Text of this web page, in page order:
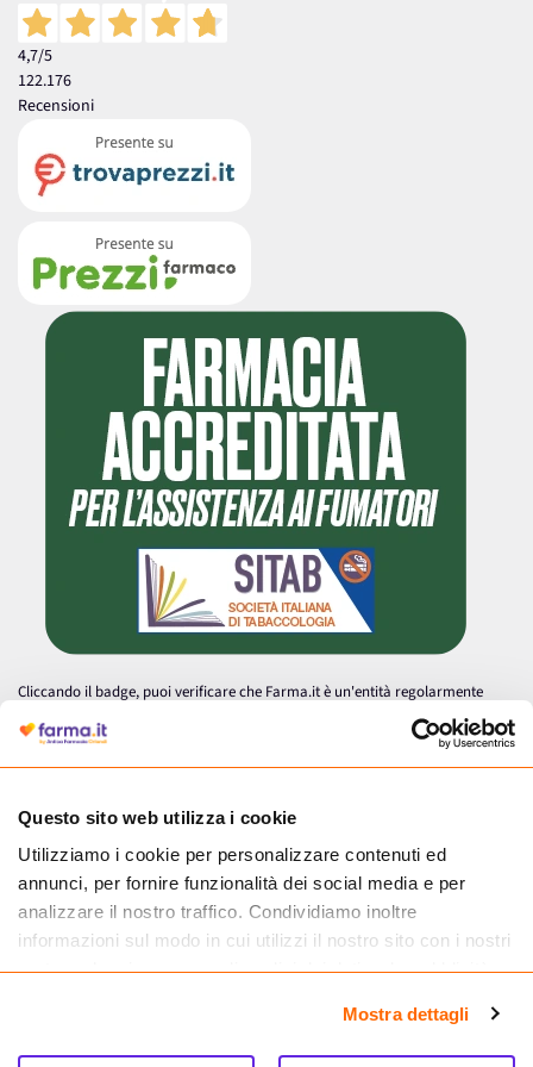
Questo sito web utilizza i cookie
Utilizziamo i cookie per personalizzare contenuti ed
annunci, per fornire funzionalità dei social media e per
analizzare il nostro traffico. Condividiamo inoltre
informazioni sul modo in cui utilizzi il nostro sito con i nostri
partner che si occupano di analisi dei dati web, pubblicità e
informazioni che hai fornito loro o che hanno raccolto dal
tuo utilizzo dei loro servizi.
Mostra dettagli
4,7/5
122.176
Recensioni
Cliccando il badge, puoi verificare che Farma.it è un'entità regolarmente
autorizzata dal Ministero della Salute a effettuare la vendita online di
medicinali.